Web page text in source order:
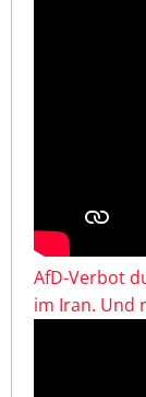
AfD-Verbot
im Iran. Und